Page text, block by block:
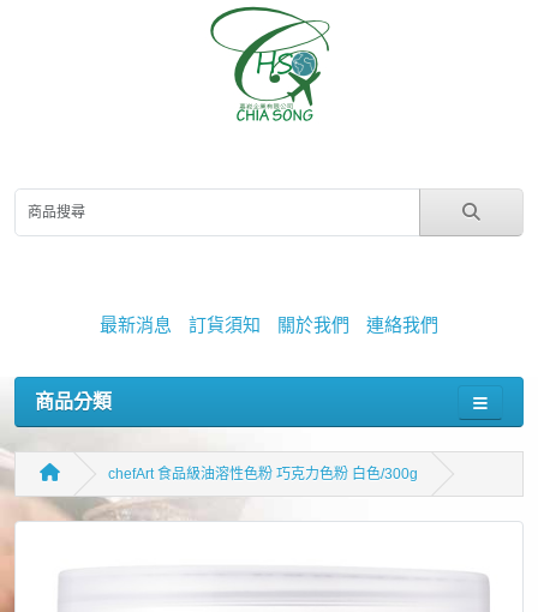
最新消息 訂貨須知 關於我們 連絡我們
商品分類
chefArt 食品級油溶性色粉 巧克力色粉 白色/300g